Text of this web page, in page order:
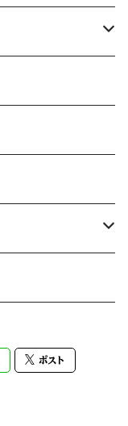
ポスト